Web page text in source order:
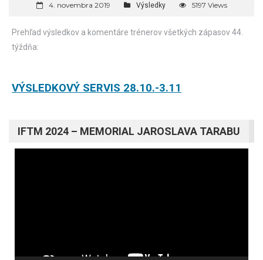
4. novembra 2019 Výsledky 5197 Views
Prehľad výsledkov a komentáre trénerov všetkých zápasov 44.
týždňa:
VÝSLEDKOVÝ SERVIS 28.10.-3.11
IFTM 2024 – MEMORIAL JAROSLAVA TARABU